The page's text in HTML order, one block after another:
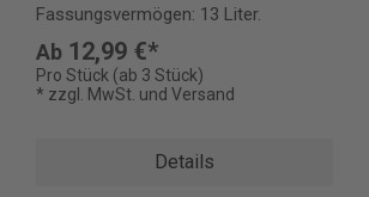
Fassungsvermögen: 13 Liter.
Ab 12,99 €*
Pro Stück (ab 3 Stück)
* zzgl. MwSt. und Versand
Details